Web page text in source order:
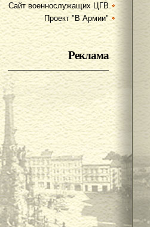
Сайт военнослужащих ЦГВ
Проект "В Армии"
Реклама